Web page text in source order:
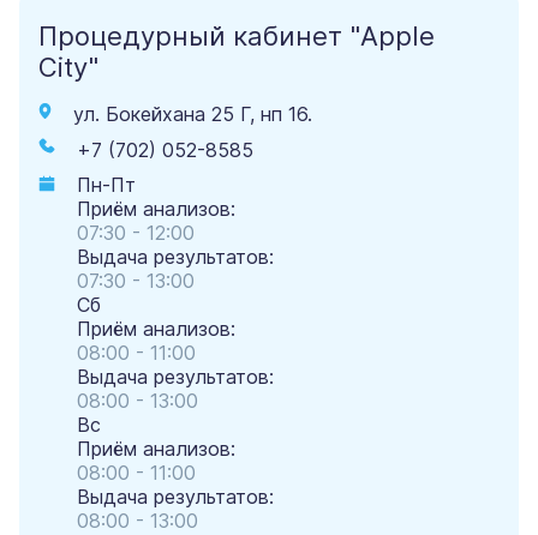
Процедурный кабинет "Apple
City"
ул. Бокейхана 25 Г, нп 16.
+7 (702) 052-8585
Пн-Пт
Приём анализов:
07:30 - 12:00
Выдача результатов:
07:30 - 13:00
Сб
Приём анализов:
08:00 - 11:00
Выдача результатов:
08:00 - 13:00
Вс
Приём анализов:
08:00 - 11:00
Выдача результатов:
08:00 - 13:00